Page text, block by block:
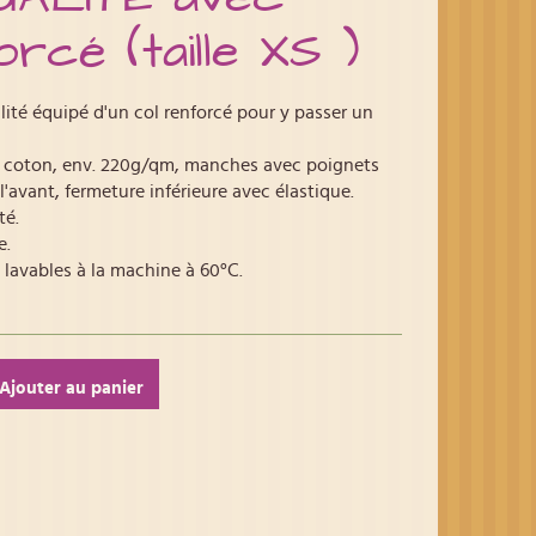
(taille XS )
équipé d'un col renforcé pour y passer un
env. 220g/qm, manches avec poignets
fermeture inférieure avec élastique.
à la machine à 60°C.
Ajouter au panier